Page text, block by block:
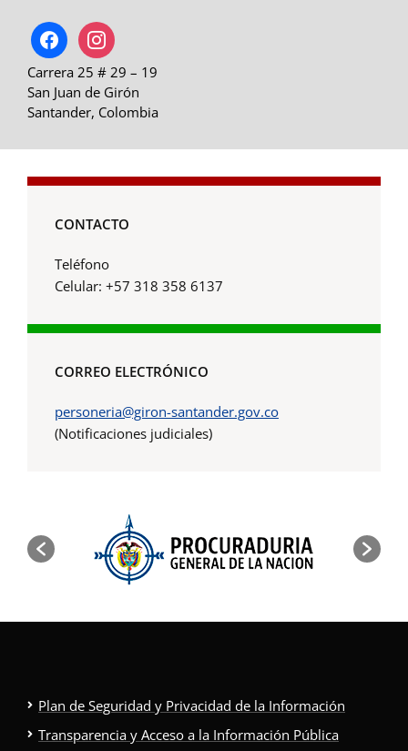
facebookinstagram
Carrera 25 # 29 – 19
San Juan de Girón
Santander, Colombia
CONTACTO
Teléfono
Celular: +57 318 358 6137
CORREO ELECTRÓNICO
personeria@giron-santander.gov.co
(Notificaciones judiciales)
Plan de Seguridad y Privacidad de la Información
Transparencia y Acceso a la Información Pública